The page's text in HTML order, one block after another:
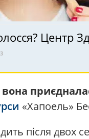
Центр
«Хапоель»
після двох